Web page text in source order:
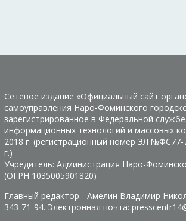
Сетевое издание «Официальный сайт
самоуправления Наро-Фоминского
зарегистрированное в Федеральной
информационных технологий и массовых
2018 г. (регистрационный номер ЭЛ №ФС77-
г.)
Учредитель: Администрация Наро-
(ОГРН 1035005901820)
Главный редактор - Амелин Владимир
343-71-94. Электронная почта: